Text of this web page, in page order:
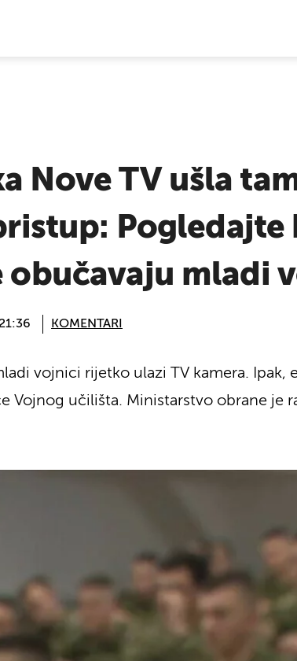
Nove TV ušla
Pogledajte
obučavaju mladi
KOMENTARI
vojnici rijetko ulazi TV kamera. Ipak,
Vojnog učilišta. Ministarstvo obrane je